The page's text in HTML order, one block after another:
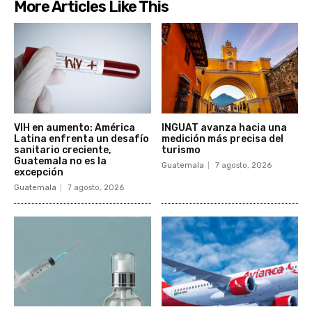
More Articles Like This
VIH en aumento: América
Latina enfrenta un desafío
sanitario creciente,
Guatemala no es la
excepción
Guatemala 7 agosto, 2026
INGUAT avanza hacia una
medición más precisa del
turismo
Guatemala 7 agosto, 2026